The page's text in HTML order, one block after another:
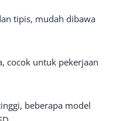
tipis, mudah dibawa
cocok untuk pekerjaan
beberapa model